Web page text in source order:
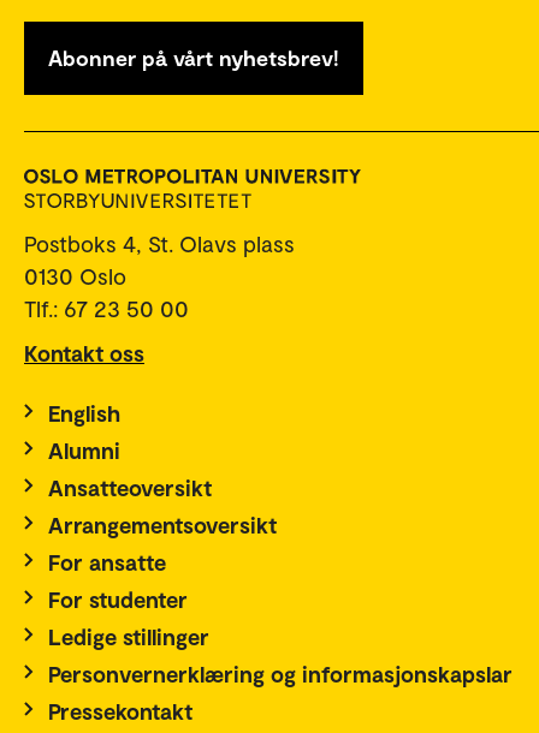
Abonner på vårt nyhetsbrev!
Postboks 4, St. Olavs plass
0130 Oslo
Tlf.: 67 23 50 00
Kontakt oss
English
Alumni
Ansatteoversikt
Arrangementsoversikt
For ansatte
For studenter
Ledige stillinger
Personvernerklæring og informasjonskapslar
Pressekontakt